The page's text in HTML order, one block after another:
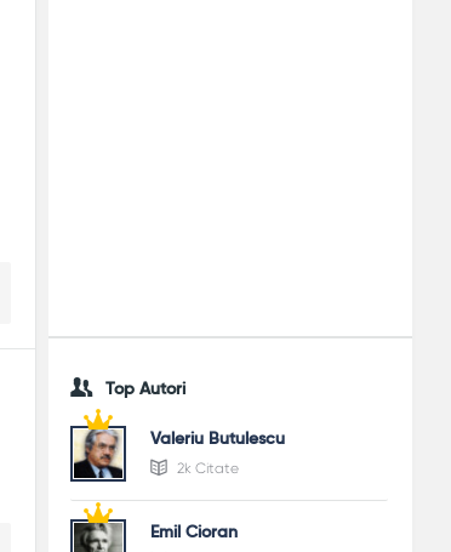
Top Autori
Valeriu Butulescu
2k Citate
Emil Cioran